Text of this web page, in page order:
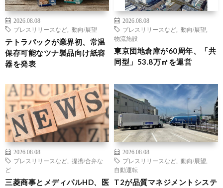
2026.08.08
プレスリリースなど
動向/展望
テトラパックが業界初、常温
保存可能なツナ製品向け紙容
器を発表
2026.08.08
プレスリリースなど
動向/展望
物流施設
東京団地倉庫が60周年、「共
同型」53.8万㎡を運営
2026.08.08
プレスリリースなど
提携/合弁な
ど
三菱商事とメディパルHD、医
2026.08.08
プレスリリースなど
動向/展望
自動運転
T2が品質マネジメントシステ